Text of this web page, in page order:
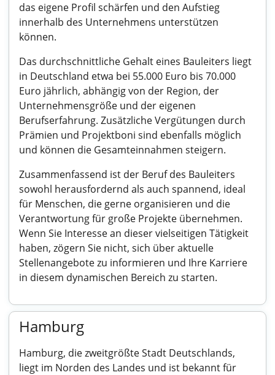
das eigene Profil schärfen und den Aufstieg
innerhalb des Unternehmens unterstützen
können.
Das durchschnittliche Gehalt eines Bauleiters liegt
in Deutschland etwa bei 55.000 Euro bis 70.000
Euro jährlich, abhängig von der Region, der
Unternehmensgröße und der eigenen
Berufserfahrung. Zusätzliche Vergütungen durch
Prämien und Projektboni sind ebenfalls möglich
und können die Gesamteinnahmen steigern.
Zusammenfassend ist der Beruf des Bauleiters
sowohl herausfordernd als auch spannend, ideal
für Menschen, die gerne organisieren und die
Verantwortung für große Projekte übernehmen.
Wenn Sie Interesse an dieser vielseitigen Tätigkeit
haben, zögern Sie nicht, sich über aktuelle
Stellenangebote zu informieren und Ihre Karriere
in diesem dynamischen Bereich zu starten.
Hamburg
Hamburg, die zweitgrößte Stadt Deutschlands,
liegt im Norden des Landes und ist bekannt für